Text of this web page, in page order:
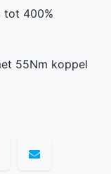
tot 400%
55Nm koppel